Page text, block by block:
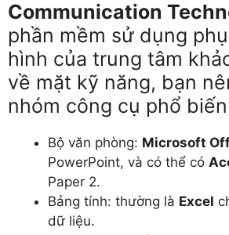
Communication
phần mềm sử dụng
hình của trung tâm
về mặt kỹ năng, bạn
nhóm công cụ phổ
Bộ văn phòng: Microsoft
PowerPoint, và có thể có
Paper 2.
Bảng tính: thường là Excel
dữ liệu.